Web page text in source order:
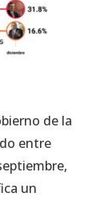
de la
entre
un